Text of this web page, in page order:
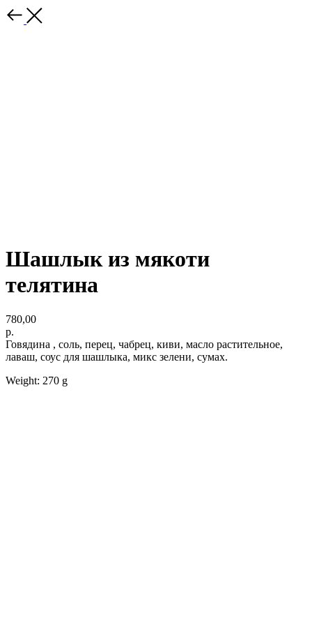
Шашлык из мякоти
телятина
780,00
р.
Говядина , соль, перец, чабрец, киви, масло растительное,
лаваш, соус для шашлыка, микс зелени, сумах.
Weight: 270 g